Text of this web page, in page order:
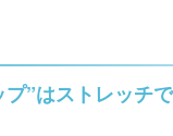
”はストレッチ